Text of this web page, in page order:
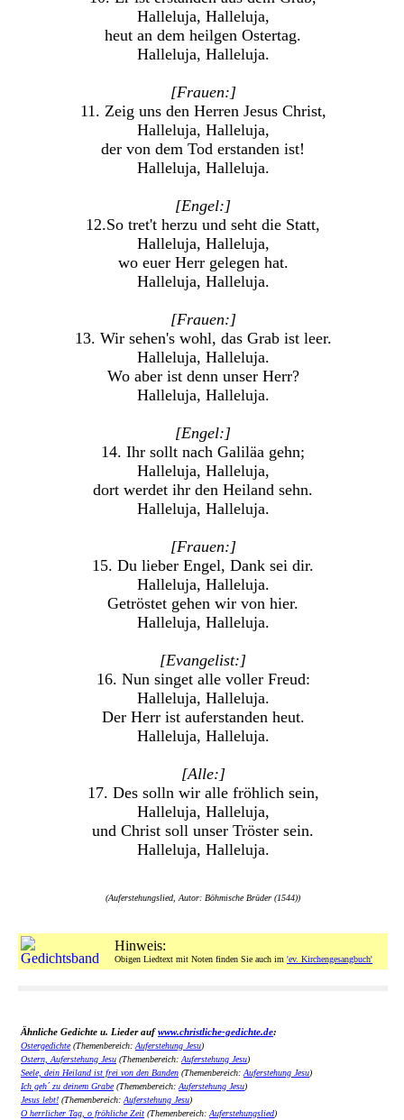
Halleluja, Halleluja,
heut an dem heilgen Ostertag.
Halleluja, Halleluja.
[Frauen:]
11. Zeig uns den Herren Jesus Christ,
Halleluja, Halleluja,
der von dem Tod erstanden ist!
Halleluja, Halleluja.
[Engel:]
12.So tret't herzu und seht die Statt,
Halleluja, Halleluja,
wo euer Herr gelegen hat.
Halleluja, Halleluja.
[Frauen:]
13. Wir sehen's wohl, das Grab ist leer.
Halleluja, Halleluja.
Wo aber ist denn unser Herr?
Halleluja, Halleluja.
[Engel:]
14. Ihr sollt nach Galiläa gehn;
Halleluja, Halleluja,
dort werdet ihr den Heiland sehn.
Halleluja, Halleluja.
[Frauen:]
15. Du lieber Engel, Dank sei dir.
Halleluja, Halleluja.
Getröstet gehen wir von hier.
Halleluja, Halleluja.
[Evangelist:]
16. Nun singet alle voller Freud:
Halleluja, Halleluja.
Der Herr ist auferstanden heut.
Halleluja, Halleluja.
[Alle:]
17. Des solln wir alle fröhlich sein,
Halleluja, Halleluja,
und Christ soll unser Tröster sein.
Halleluja, Halleluja.
(Auferstehungslied, Autor: Böhmische Brüder (1544))
Hinweis:
Obigen Liedtext mit Noten finden Sie auch im 'ev. Kirchengesangbuch'
Ähnliche Gedichte u. Lieder aufwww.christliche-gedichte.de:
Ostergedichte(Themenbereich:Auferstehung Jesu)
Ostern, Auferstehung Jesu (Themenbereich:Auferstehung Jesu)
Seele, dein Heiland ist frei von den Banden (Themenbereich:Auferstehung Jesu)
Ich geh´ zu deinem Grabe(Themenbereich:Auferstehung Jesu)
Jesus lebt! (Themenbereich:Auferstehung Jesu)
O herrlicher Tag, o fröhliche Zeit (Themenbereich:Auferstehungslied)